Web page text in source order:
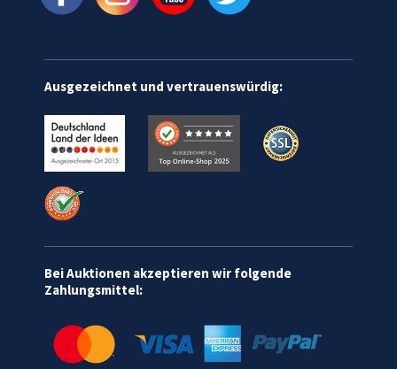
Ausgezeichnet und vertrauenswürdig:
Bei Auktionen akzeptieren wir folgende
Zahlungsmittel: